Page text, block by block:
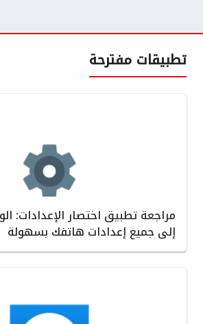
تطبيقات مفترحة
مراجعة تطبيق اختصار الإعدادات:
إلى جميع إعدادات هاتفك بسهولة